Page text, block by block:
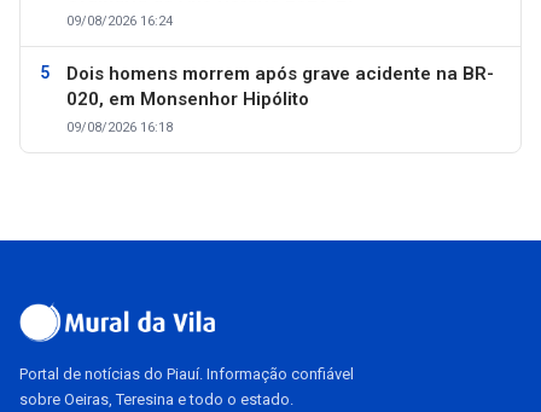
09/08/2026 16:24
Dois homens morrem após grave acidente na BR-
020, em Monsenhor Hipólito
09/08/2026 16:18
Portal de notícias do Piauí. Informação confiável
sobre Oeiras, Teresina e todo o estado.